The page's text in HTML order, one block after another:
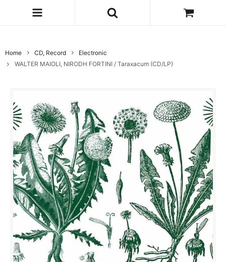
Home CD, Record
Electronic
WALTER MAIOLI, NIRODH FORTINI / Taraxacum (CD/LP)